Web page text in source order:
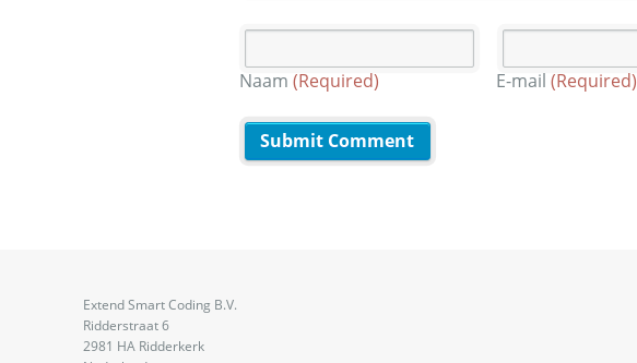
Naam (Required) E-mail(Required)
Extend Smart Coding B.V.
Ridderstraat 6
2981 HA Ridderkerk